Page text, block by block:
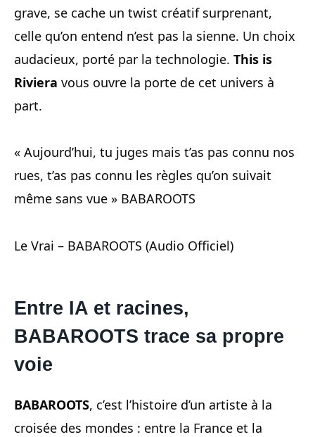
grave, se cache un twist créatif surprenant,
celle qu’on entend n’est pas la sienne. Un choix
audacieux, porté par la technologie. This is
Riviera vous ouvre la porte de cet univers à
part.
« Aujourd’hui, tu juges mais t’as pas connu nos
rues, t’as pas connu les règles qu’on suivait
même sans vue » BABAROOTS
Le Vrai – BABAROOTS (Audio Officiel)
Entre IA et racines,
BABAROOTS trace sa propre
voie
BABAROOTS, c’est l’histoire d’un artiste à la
croisée des mondes : entre la France et la